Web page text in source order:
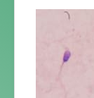
Лечение
Советы